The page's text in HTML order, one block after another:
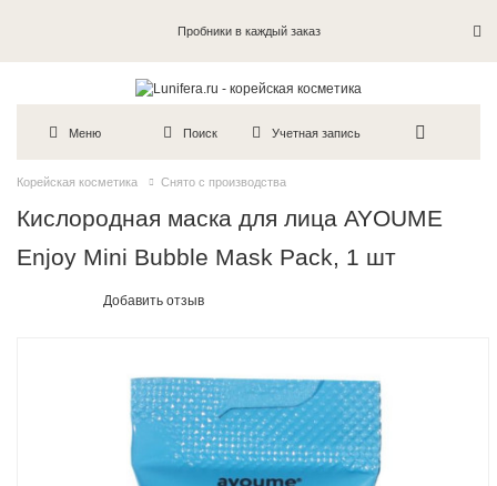
Пробники в каждый заказ
Меню Поиск Учетная запись
Корейская косметика Снято с производства
Кислородная маска для лица AYOUME
Enjoy Mini Bubble Mask Pack, 1 шт
Добавить отзыв